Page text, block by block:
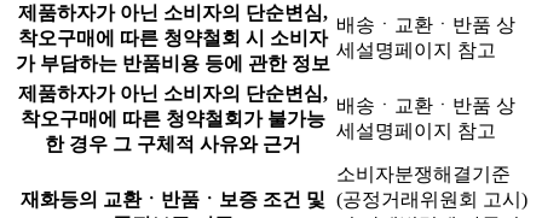
제품하자가 아닌 소비자의 단순변심,
착오구매에 따른 청약철회 시 소비자
가 부담하는 반품비용 등에 관한 정보
배송ㆍ교환ㆍ반품 상
세설명페이지 참고
제품하자가 아닌 소비자의 단순변심,
착오구매에 따른 청약철회가 불가능
한 경우 그 구체적 사유와 근거
배송ㆍ교환ㆍ반품 상
세설명페이지 참고
재화등의 교환ㆍ반품ㆍ보증 조건 및
소비자분쟁해결기준
(공정거래위원회 고시)